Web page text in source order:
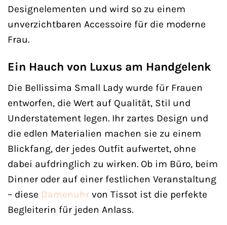
Designelementen und wird so zu einem
unverzichtbaren Accessoire für die moderne
Frau.
Ein Hauch von Luxus am Handgelenk
Die Bellissima Small Lady wurde für Frauen
entworfen, die Wert auf Qualität, Stil und
Understatement legen. Ihr zartes Design und
die edlen Materialien machen sie zu einem
Blickfang, der jedes Outfit aufwertet, ohne
dabei aufdringlich zu wirken. Ob im Büro, beim
Dinner oder auf einer festlichen Veranstaltung
– diese Damenuhr von Tissot ist die perfekte
Begleiterin für jeden Anlass.